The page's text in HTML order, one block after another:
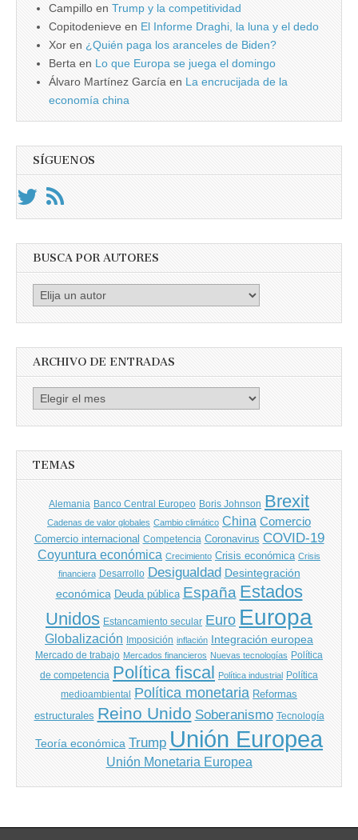
Campillo en Trump y la competitividad
Copitodenieve en El Informe Draghi, la luna y el dedo
Xor en ¿Quién paga los aranceles de Biden?
Berta en Lo que Europa se juega el domingo
Álvaro Martínez García en La encrucijada de la
economía china
SÍGUENOS
BUSCA POR AUTORES
Busca
ARCHIVO DE ENTRADAS
Archivo
TEMAS
Alemania Banco Central Europeo Boris Johnson Brexit
Cadenas de valor globales Cambio climático China Comercio
Comercio internacional Competencia Coronavirus COVID-19
Coyuntura económica Crecimiento Crisis económica Crisis
financiera
Desarrollo Desigualdad Desintegración
económica Deuda pública España Estados
Unidos Estancamiento secular Euro Europa
Globalización Imposición inflación Integración europea
Mercado de trabajo Mercados financieros Nuevas tecnologías Política
de competencia Política fiscal Política industrial
Política
medioambiental Política monetaria Reformas
estructurales Reino Unido Soberanismo Tecnología
Teoría económica Trump Unión Europea
Unión Monetaria Europea